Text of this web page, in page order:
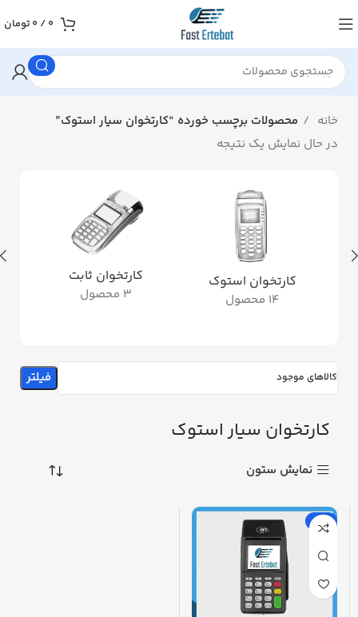
0
/
0 تومان
خانه
محصولات برچسب خورده “کارتخوان سیار استوک”
در حال نمایش یک نتیجه
کارتخوان استوک
14 محصول
کارتخوان ثابت
3 محصول
کالاهای موجود فیلتر
کارتخوان سیار استوک
نمایش ستون
-8%